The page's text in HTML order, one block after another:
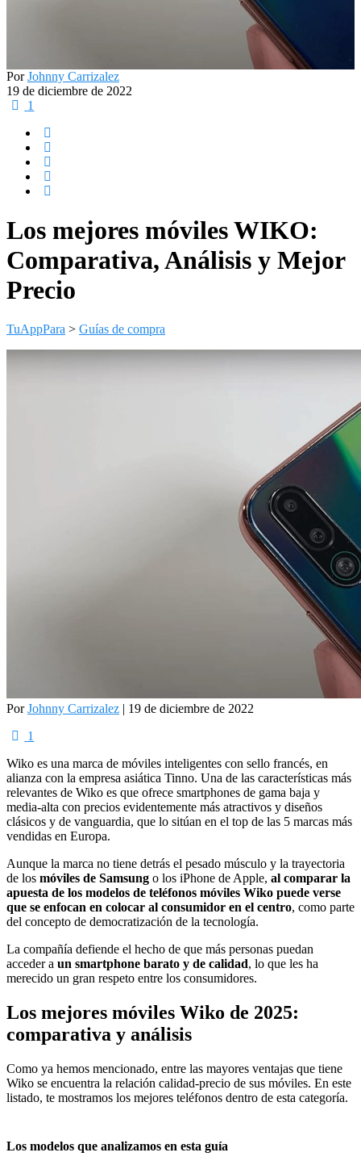
PorJohnny Carrizalez
19 de diciembre de 2022
1
Los mejores móviles WIKO:
Comparativa, Análisis y Mejor
Precio
TuAppPara > Guías de compra
PorJohnny Carrizalez | 19 de diciembre de 2022
1
Wiko es una marca de móviles inteligentes con sello francés, en
alianza con la empresa asiática Tinno. Una de las características más
relevantes de Wiko es que ofrece smartphones de gama baja y
media-alta con precios evidentemente más atractivos y diseños
clásicos y de vanguardia, que lo sitúan en el top de las 5 marcas más
vendidas en Europa.
Aunque la marca no tiene detrás el pesado músculo y la trayectoria
de los móviles de Samsung o los iPhone de Apple, al comparar la
apuesta de los modelos de teléfonos móviles Wiko puede verse
que se enfocan en colocar al consumidor en el centro, como parte
del concepto de democratización de la tecnología.
La compañía defiende el hecho de que más personas puedan
acceder a un smartphone barato y de calidad, lo que les ha
merecido un gran respeto entre los consumidores.
Los mejores móviles Wiko de 2025:
comparativa y análisis
Como ya hemos mencionado, entre las mayores ventajas que tiene
Wiko se encuentra la relación calidad-precio de sus móviles. En este
listado, te mostramos los mejores teléfonos dentro de esta categoría.
Los modelos que analizamos en esta guía